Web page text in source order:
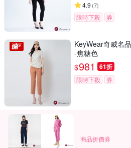
4.9 (7)
限時下殺 券
KeyWear奇威名
-焦糖色
$981 61折
限時下殺 券
商品折價券